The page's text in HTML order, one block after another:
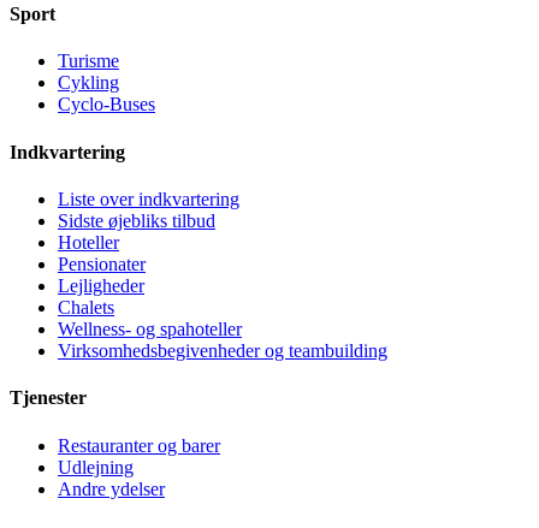
Sport
Turisme
Cykling
Cyclo-Buses
Indkvartering
Liste over indkvartering
Sidste øjebliks tilbud
Hoteller
Pensionater
Lejligheder
Chalets
Wellness- og spahoteller
Virksomhedsbegivenheder og teambuilding
Tjenester
Restauranter og barer
Udlejning
Andre ydelser